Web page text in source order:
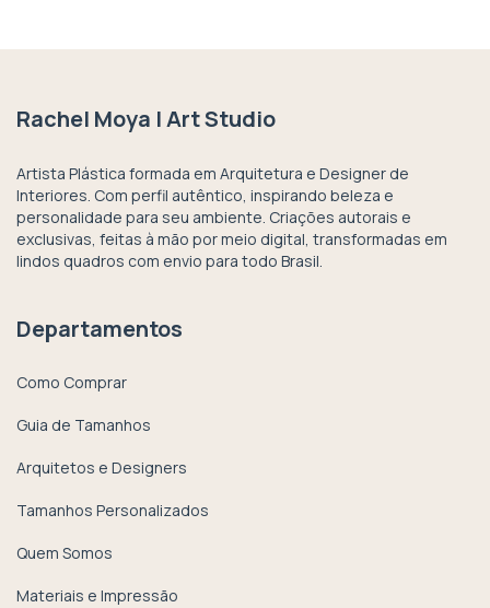
Rachel Moya | Art Studio
Artista Plástica formada em Arquitetura e Designer de
Interiores. Com perfil autêntico, inspirando beleza e
personalidade para seu ambiente. Criações autorais e
exclusivas, feitas à mão por meio digital, transformadas em
lindos quadros com envio para todo Brasil.
Departamentos
Como Comprar
Guia de Tamanhos
Arquitetos e Designers
Tamanhos Personalizados
Quem Somos
Materiais e Impressão